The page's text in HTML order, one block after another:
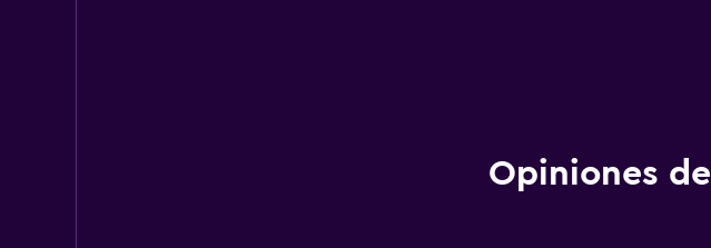
Opiniones